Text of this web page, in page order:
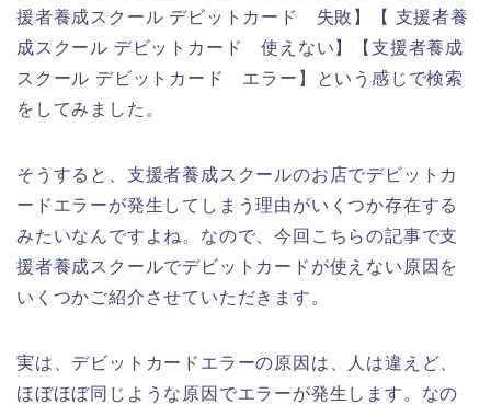
援者養成スクール デビットカード 失敗】【 支援者養
成スクール デビットカード 使えない】【支援者養成
スクール デビットカード エラー】という感じで検索
をしてみました。
そうすると、支援者養成スクールのお店でデビットカ
ードエラーが発生してしまう理由がいくつか存在する
みたいなんですよね。なので、今回こちらの記事で支
援者養成スクールでデビットカードが使えない原因を
いくつかご紹介させていただきます。
実は、デビットカードエラーの原因は、人は違えど、
ほぼほぼ同じような原因でエラーが発生します。なの